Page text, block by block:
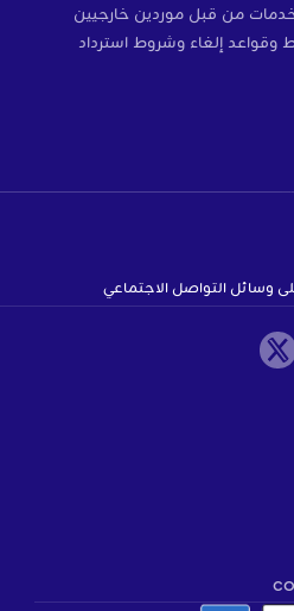
من قبل موردين خارجيين
إلغاء وشروط استرداد
وسائل التواصل الاجتماعي